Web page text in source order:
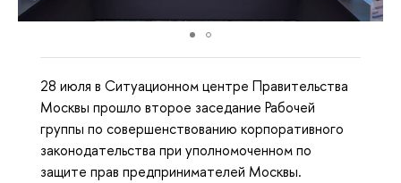
28 июля в Ситуационном центре Правительства
Москвы прошло второе заседание Рабочей
группы по совершенствованию корпоративного
законодательства при уполномоченном по
защите прав предпринимателей Москвы.